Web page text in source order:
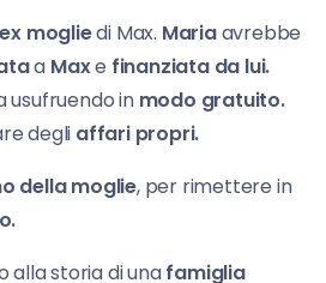
ex mogliedi Max. Mariaavrebbe
a Maxe finanziata da lui.
usufruendo in modo gratuito.
degli affari propri.
della moglie, per rimettere in
alla storia di unafamiglia